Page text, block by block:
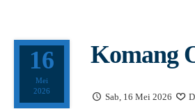
16
Mei
2026
Komang
Sab, 16 Mei 2026